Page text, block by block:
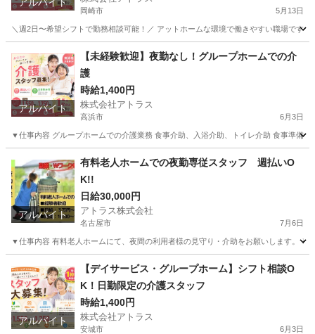
岡崎市 5月13日
＼週2日〜希望シフトで勤務相談可能！／ アットホームな環境で働きやすい職場です
介護 時給
アルバイト
【未経験歓迎】夜勤なし！グループホームでの介
護
時給1,400円
株式会社アトラス
高浜市 6月3日
▼仕事内容 グループホームでの介護業務 食事介助、入浴介助、トイレ介助 食事準備
介護士 時給
アルバイト
有料老人ホームでの夜勤専従スタッフ 週払いO
K!!
日給30,000円
アトラス株式会社
名古屋市 7月6日
▼仕事内容 有料老人ホームにて、夜間の利用者様の見守り・介助をお願いします。
介護 愛知 名古屋市 介護 スタッフ
アルバイト
【デイサービス・グループホーム】シフト相談O
K！日勤限定の介護スタッフ
時給1,400円
株式会社アトラス
安城市 6月3日